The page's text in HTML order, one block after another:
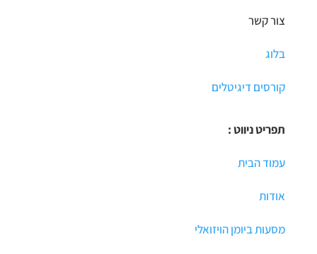
צור קשר
בלוג
קורסים דיגיטלים
תפריט ניווט :
עמוד הבית
אודות
מסעות ביומן הויזואלי